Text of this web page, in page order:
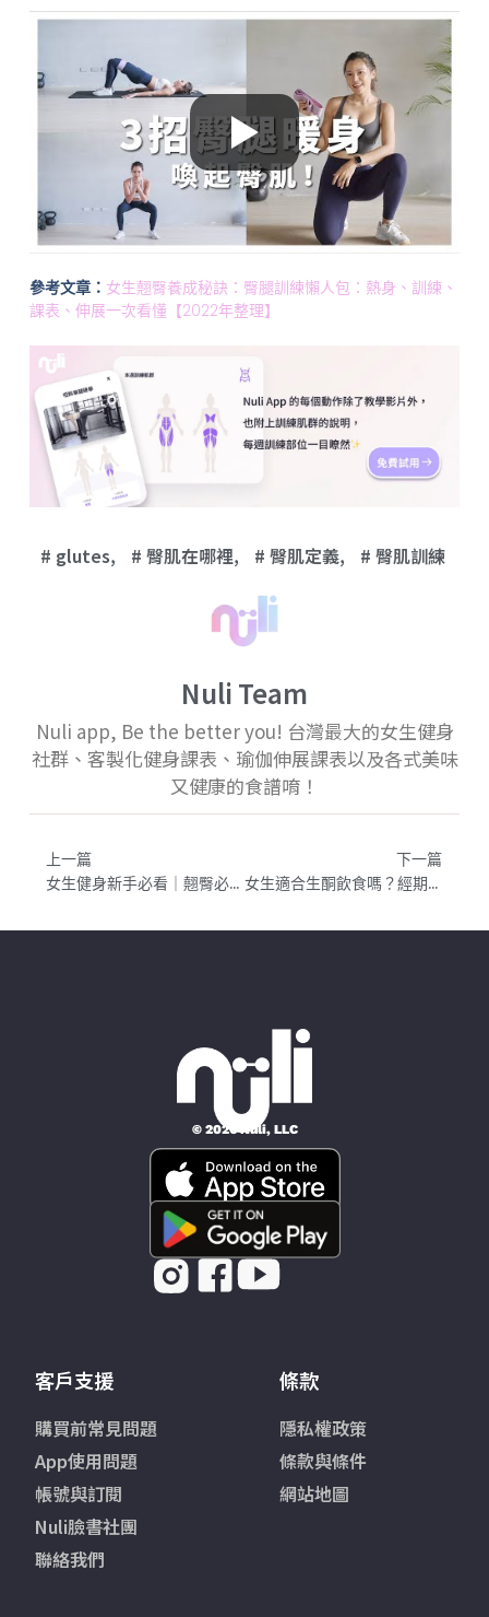
參考文章： 女生翹臀養成秘訣：臀腿訓練懶人包：熱身、訓練、
課表、伸展一次看懂【2022年整理】
glutes, 臀肌在哪裡, 臀肌定義, 臀肌訓練
Nuli Team
Nuli app, Be the better you! 台灣最大的女生健身
社群、客製化健身課表、瑜伽伸展課表以及各式美味
又健康的食譜唷！
上一篇
女生健身新手必看｜翹臀必備訓練動作｜從簡單到難進階變化的mayfit 課表
下一篇
女生適合生酮飲食嗎？經期該如何調整？孕婦或哺乳中的媽媽適合嗎？
© 2026 Nüli, LLC
客戶支援
購買前常見問題
App使用問題
帳號與訂閱
Nuli臉書社團
聯絡我們
條款
隱私權政策
條款與條件
網站地圖